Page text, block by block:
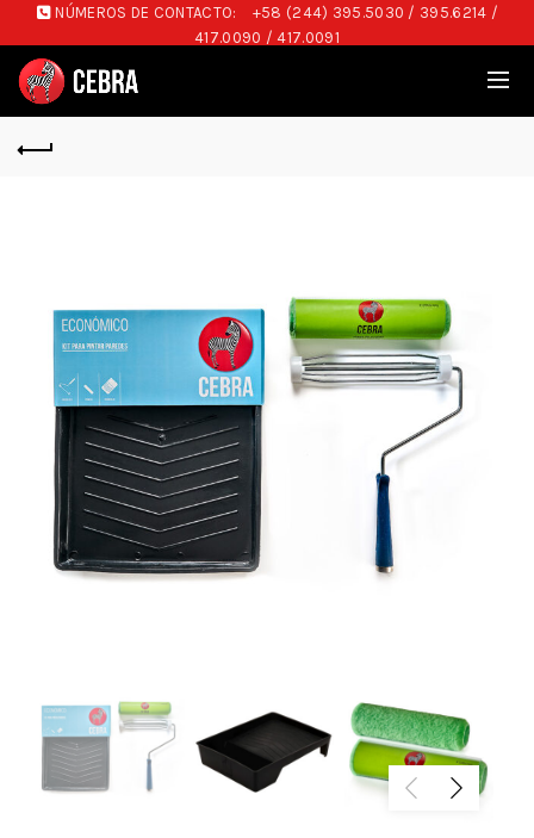
NÚMEROS DE CONTACTO:
+58 (244) 395.5030 / 395.6214 /
417.0090 / 417.0091